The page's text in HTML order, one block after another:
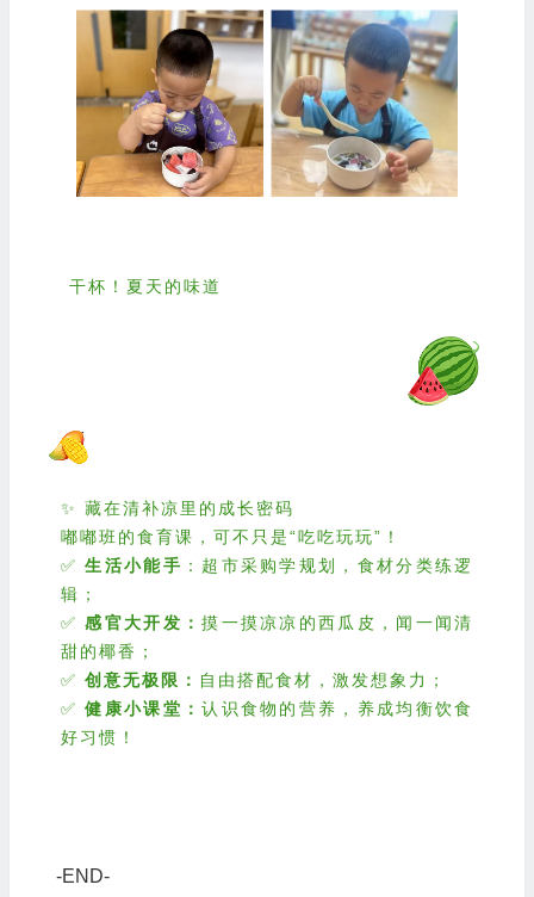
干杯！夏天的味道
✨ 藏在清补凉里的成长密码
嘟嘟班的食育课，可不只是“吃吃玩玩”！
✅生活小能手 ：超市采购学规划，食材分类练逻
辑；
✅感官大开发：摸一摸凉凉的西瓜皮，闻一闻清
甜的椰香；
✅ 创意无极限： 自由搭配食材，激发想象力；
✅健康小课堂：认识食物的营养，养成均衡饮食
好习惯！
-END-